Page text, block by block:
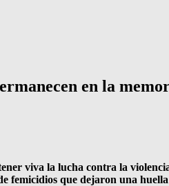
en la
viva la lucha contra la
femicidios que dejaron una